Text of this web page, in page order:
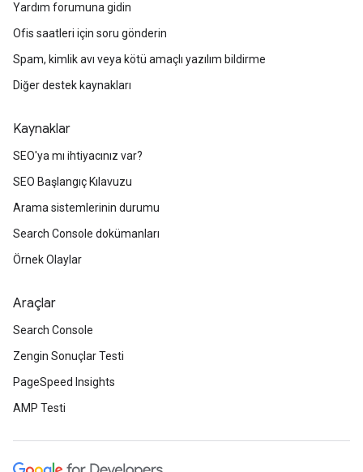
Yardım forumuna gidin
Ofis saatleri için soru gönderin
Spam, kimlik avı veya kötü amaçlı yazılım bildirme
Diğer destek kaynakları
Kaynaklar
SEO'ya mı ihtiyacınız var?
SEO Başlangıç Kılavuzu
Arama sistemlerinin durumu
Search Console dokümanları
Örnek Olaylar
Araçlar
Search Console
Zengin Sonuçlar Testi
PageSpeed Insights
AMP Testi